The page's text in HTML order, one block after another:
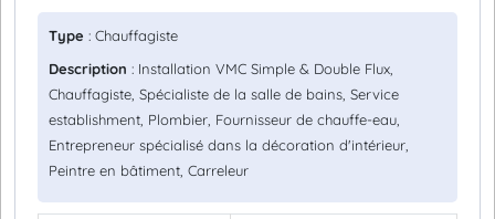
Type : Chauffagiste
Description : Installation VMC Simple & Double Flux,
Chauffagiste, Spécialiste de la salle de bains, Service
establishment, Plombier, Fournisseur de chauffe-eau,
Entrepreneur spécialisé dans la décoration d'intérieur,
Peintre en bâtiment, Carreleur